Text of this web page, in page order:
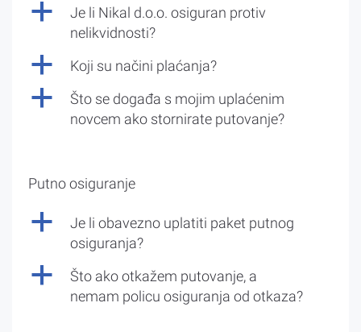
a
Je li Nikal d.o.o. osiguran protiv
nelikvidnosti?
a Koji su načini plaćanja?
a
Što se događa s mojim uplaćenim
novcem ako stornirate putovanje?
Putno osiguranje
a
Je li obavezno uplatiti paket putnog
osiguranja?
a
Što ako otkažem putovanje, a
nemam policu osiguranja od otkaza?